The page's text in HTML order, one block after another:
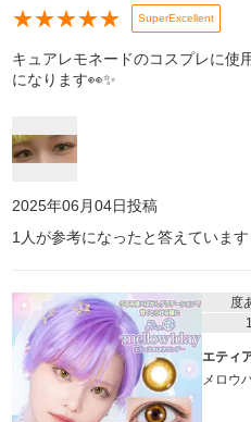
★★★★★ SuperExcellent
キュアレモネードのコスプレに使
になります👀✨
2025年06月04日投稿
1 人が参考になったと答えています
度
エティ
メロウ